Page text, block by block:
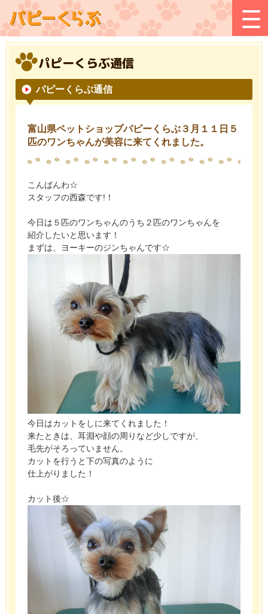
パピーくらぶ通信
パピーくらぶ通信
富山県ペットショップパピーくらぶ３月１１日５
匹のワンちゃんが美容に来てくれました。
こんばんわ☆
スタッフの西森です!！
今日は５匹のワンちゃんのうち２匹のワンちゃんを
紹介したいと思います！
まずは、ヨーキーのジンちゃんです☆
今日はカットをしに来てくれました！
来たときは、耳淵や顔の周りなど少しですが、
毛先がそろっていません。
カットを行うと下の写真のように
仕上がりました！
カット後☆